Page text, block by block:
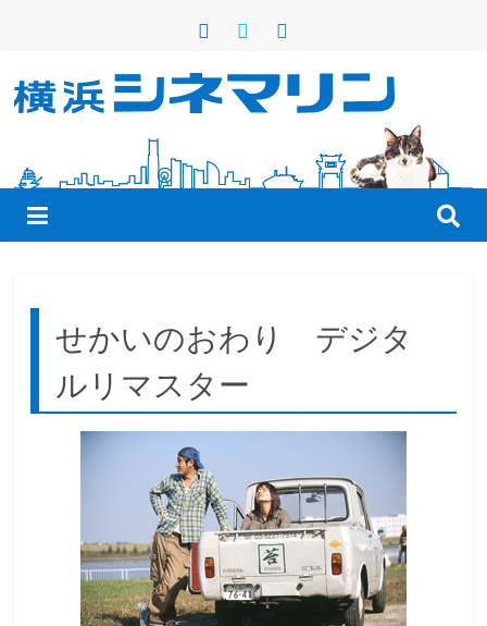
ン
横
浜
シ
ネ
マ
リ
せかいのおわり デジタ
ルリマスター